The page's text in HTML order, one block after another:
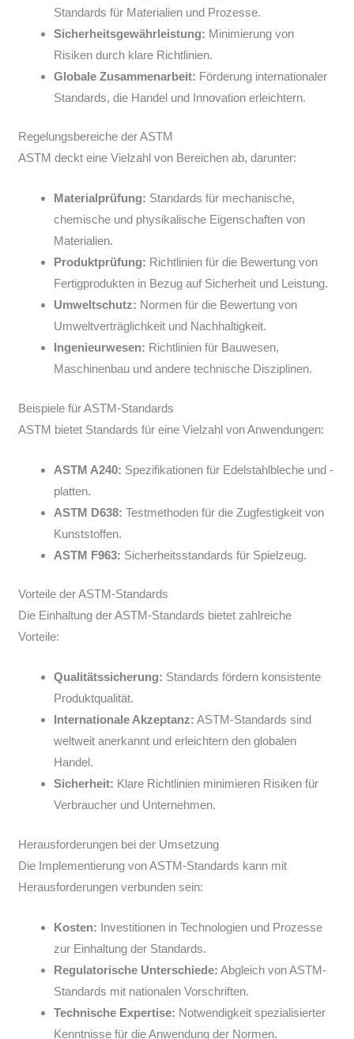
Standards für Materialien und Prozesse.
Sicherheitsgewährleistung: Minimierung von
Risiken durch klare Richtlinien.
Globale Zusammenarbeit: Förderung internationaler
Standards, die Handel und Innovation erleichtern.
Regelungsbereiche der ASTM
ASTM deckt eine Vielzahl von Bereichen ab, darunter:
Materialprüfung: Standards für mechanische,
chemische und physikalische Eigenschaften von
Materialien.
Produktprüfung: Richtlinien für die Bewertung von
Fertigprodukten in Bezug auf Sicherheit und Leistung.
Umweltschutz: Normen für die Bewertung von
Umweltverträglichkeit und Nachhaltigkeit.
Ingenieurwesen: Richtlinien für Bauwesen,
Maschinenbau und andere technische Disziplinen.
Beispiele für ASTM-Standards
ASTM bietet Standards für eine Vielzahl von Anwendungen:
ASTM A240: Spezifikationen für Edelstahlbleche und -
platten.
ASTM D638: Testmethoden für die Zugfestigkeit von
Kunststoffen.
ASTM F963: Sicherheitsstandards für Spielzeug.
Vorteile der ASTM-Standards
Die Einhaltung der ASTM-Standards bietet zahlreiche
Vorteile:
Qualitätssicherung: Standards fördern konsistente
Produktqualität.
Internationale Akzeptanz: ASTM-Standards sind
weltweit anerkannt und erleichtern den globalen
Handel.
Sicherheit: Klare Richtlinien minimieren Risiken für
Verbraucher und Unternehmen.
Herausforderungen bei der Umsetzung
Die Implementierung von ASTM-Standards kann mit
Herausforderungen verbunden sein:
Kosten: Investitionen in Technologien und Prozesse
zur Einhaltung der Standards.
Regulatorische Unterschiede: Abgleich von ASTM-
Standards mit nationalen Vorschriften.
Technische Expertise: Notwendigkeit spezialisierter
Kenntnisse für die Anwendung der Normen.